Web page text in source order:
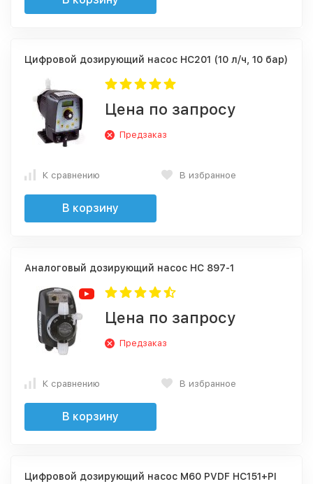
Цифровой дозирующий насос HC201 (10 л/ч, 10 бар)
Цена по запросу
Предзаказ
К сравнению В избранное
В корзину
Аналоговый дозирующий насос HC 897-1
Цена по запросу
Предзаказ
К сравнению В избранное
В корзину
Цифровой дозирующий насос M60 PVDF HC151+PI